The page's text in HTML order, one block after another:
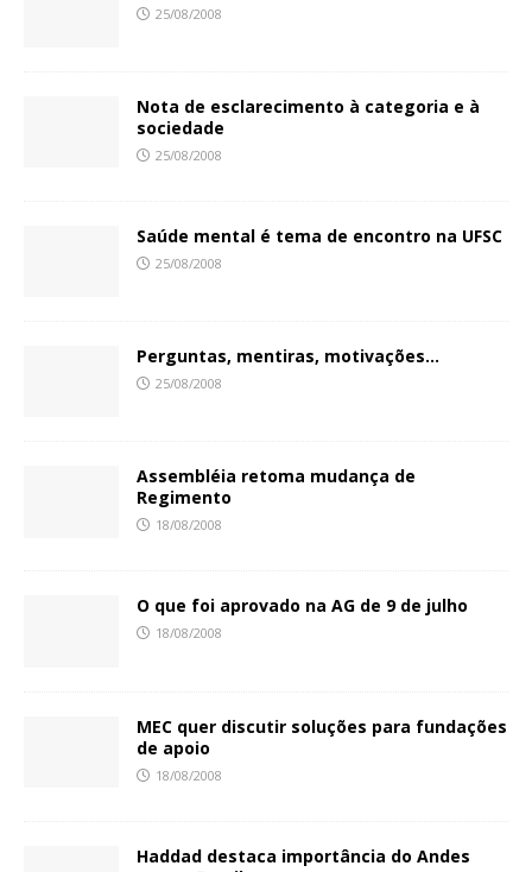
25/08/2008
Nota de esclarecimento à categoria e à
sociedade
25/08/2008
Saúde mental é tema de encontro na UFSC
25/08/2008
Perguntas, mentiras, motivações…
25/08/2008
Assembléia retoma mudança de
Regimento
18/08/2008
O que foi aprovado na AG de 9 de julho
18/08/2008
MEC quer discutir soluções para fundações
de apoio
18/08/2008
Haddad destaca importância do Andes